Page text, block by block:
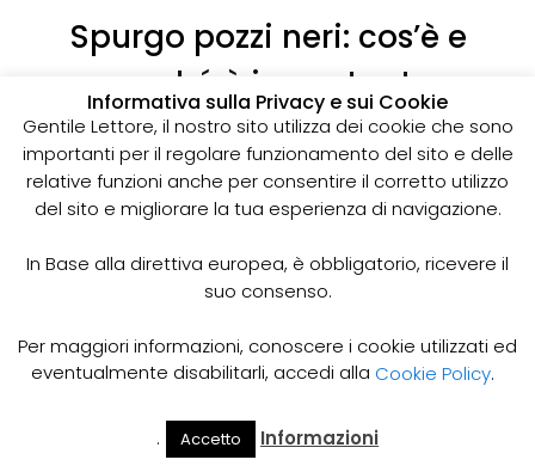
Spurgo pozzi neri: cos’è e
perché è importante
I pozzi neri sono delle strutture sotterranee utilizzate
per la raccolta delle acque reflue domestiche,
soprattutto in zone dove non è disponibile un
sistema di smaltimento delle acque fognarie. Lo
spurgo dei pozzi neri è un’operazione essenziale
e prevenire il rischio di allagamenti, cattivi odori e
infezioni.
Come funziona lo spurgo dei pozzi neri
Lo spurgo dei pozzi neri viene effettuato mediante
specifiche, in grado di aspirare e rimuovere le
acque reflue e i sedimenti accumulati all’interno del
Cerca Il Mio
Informativa sulla Privacy e sui Cookie
Gentile Lettore, il nostro sito utilizza dei cookie che sono
importanti per il regolare funzionamento del sito e delle
relative funzioni anche per consentire il corretto utilizzo
del sito e migliorare la tua esperienza di navigazione.
In Base alla direttiva europea, è obbligatorio, ricevere il
suo consenso.
Per maggiori informazioni, conoscere i cookie utilizzati ed
eventualmente disabilitarli, accedi alla Cookie Policy.
. Accetto Informazioni